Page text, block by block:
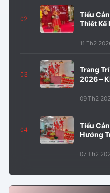
02
Tiểu
Thiết Kế
11 Th2
03
Trang
2026 –
09 Th2
04
Tiểu
Hướng
07 Th2